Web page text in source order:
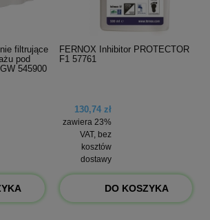
filtrujące
pod
545900
FERNOX Inhibitor PROTECTOR
F1 57761
130,74 zł
zawiera 23%
VAT, bez
kosztów
dostawy
DO KOSZYKA